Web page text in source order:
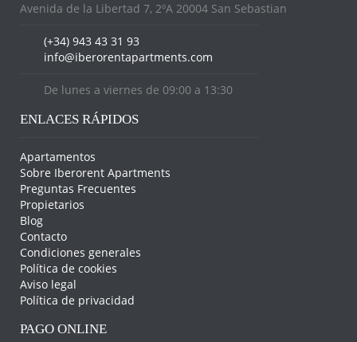
Avenida de la Libertad 7, 2ºA 20004 San Sebastian
(+34) 943 43 31 93
info@iberorentapartments.com
De lunes a viernes de 09:00 a 13:30
ENLACES RÁPIDOS
Apartamentos
Sobre Iberorent Apartments
Preguntas Frecuentes
Propietarios
Blog
Contacto
Condiciones generales
Política de cookies
Aviso legal
Política de privacidad
PAGO ONLINE